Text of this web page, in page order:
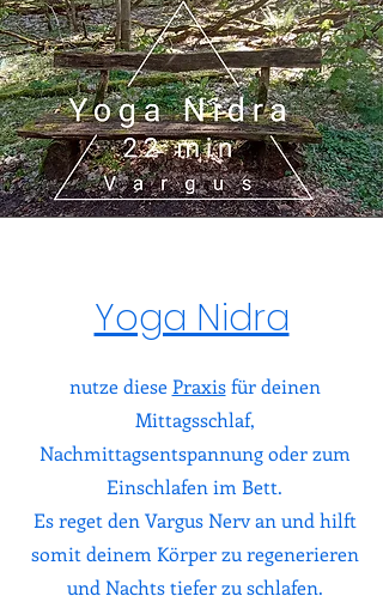
Yoga Nidra
nutze diese Praxisfür deinen
Mittagsschlaf,
Nachmittagsentspannung oder zum
Einschlafen im Bett.
Es reget den Vargus Nerv an und hilft
somit deinem Körper zu regenerieren
und Nachts tiefer zu schlafen.